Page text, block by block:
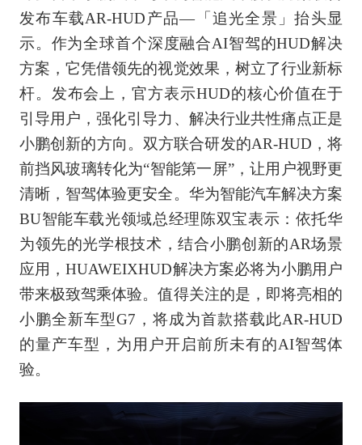
发布车载AR-HUD产品—「追光全景」抬头显
示。作为全球首个深度融合AI智驾的HUD解决
方案，它凭借领先的视觉效果，树立了行业新标
杆。发布会上，官方表示HUD的核心价值在于
引导用户，强化引导力、解决行业共性痛点正是
小鹏创新的方向。双方联合研发的AR-HUD，将
前挡风玻璃转化为“智能第一屏”，让用户视野更
清晰，智驾体验更安全。华为智能汽车解决方案
BU智能车载光领域总经理陈双宝表示：依托华
为领先的光学根技术，结合小鹏创新的AR场景
应用，HUAWEIXHUD解决方案必将为小鹏用户
带来极致驾乘体验。值得关注的是，即将亮相的
小鹏全新车型G7，将成为首款搭载此AR-HUD
的量产车型，为用户开启前所未有的AI智驾体
验。